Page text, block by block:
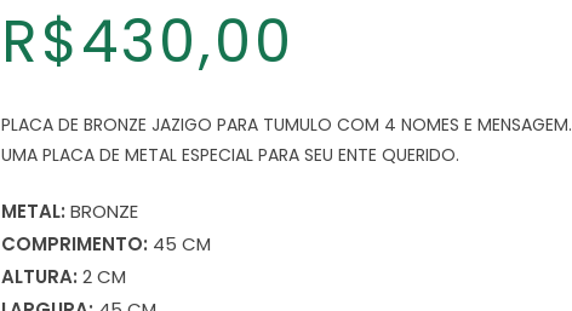
R$430,00
PLACA DE BRONZE JAZIGO PARA TUMULO COM 4 NOMES E MENSAGEM.
UMA PLACA DE METAL ESPECIAL PARA SEU ENTE QUERIDO.
METAL: BRONZE
COMPRIMENTO: 45 CM
ALTURA: 2 CM